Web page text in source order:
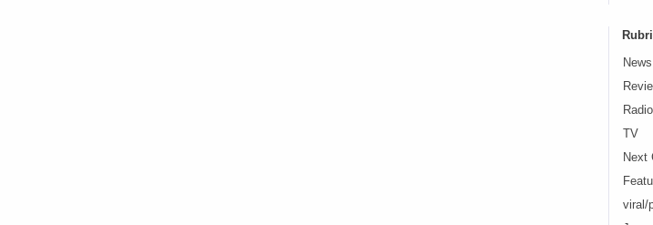
News
Radio
TV
Next
viral/